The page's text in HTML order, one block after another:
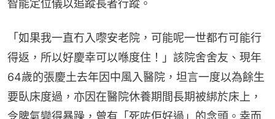
智能定位儀以追蹤長者行蹤。
「如果我一直冇入嚟安老院，可能呢一世都冇可能行
得返，所以好慶幸可以喺度住！」該院舍舍友、現年
64歲的張慶土去年因中風入醫院，坦言一度以為餘生
要臥床度過，亦因在醫院休養期間長期被綁於床上，
令脾氣變得暴躁，曾有「死咗佢好過」的念頭。幸而